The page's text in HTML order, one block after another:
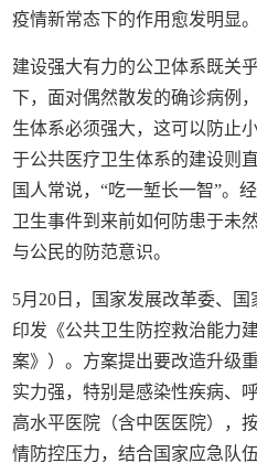
疫情新常态下的作用愈发明显。
建设强大有力的公卫体系既关
下，面对偶然散发的确诊病例
生体系必须强大，这可以防止
于公共医疗卫生体系的建设则
国人常说，“吃一堑长一智”。
卫生事件到来前如何防患于未
与公民的防范意识。
5月20日，国家发展改革委、
印发《公共卫生防控救治能力
案》）。方案提出要改造升级
实力强，特别是感染性疾病、
高水平医院（含中医医院），
情防控压力，结合国家应急队